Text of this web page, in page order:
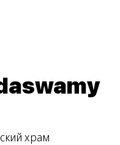
храм